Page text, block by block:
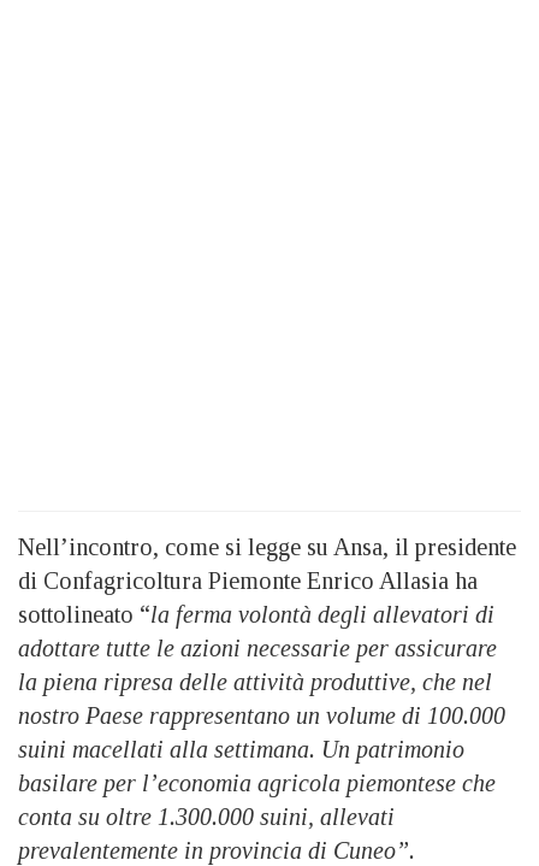
Nell’incontro, come si legge su Ansa, il presidente
di Confagricoltura Piemonte Enrico Allasia ha
sottolineato “la ferma volontà degli allevatori di
adottare tutte le azioni necessarie per assicurare
la piena ripresa delle attività produttive, che nel
nostro Paese rappresentano un volume di 100.000
suini macellati alla settimana. Un patrimonio
basilare per l’economia agricola piemontese che
conta su oltre 1.300.000 suini, allevati
prevalentemente in provincia di Cuneo”.